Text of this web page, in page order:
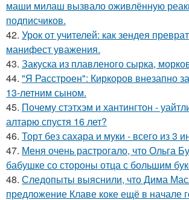
маши милаш вызвало оживлённую
подписчиков.
42. Урок от учителей: как зендея
манифест уважения.
43. Закуска из плавленого сырка,
44. "Я Расстроен": Киркоров внезапно
13-летним сыном.
45. Почему стэтхэм и хантингтон -
алтарю спустя 16 лет?
46. Торт без сахара и муки - всего из 3
47. Меня очень растрогало, что Ольга
бабушке со стороны отца с большим
48. Следопыты выяснили, что Дима
предложение Клаве коке ещё в начале